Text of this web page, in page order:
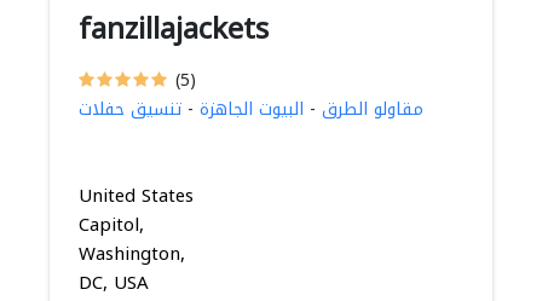
fanzillajackets
(5)
مقاولو الطرق - البيوت الجاهزة - تنسيق حفلات
United States
Capitol,
Washington,
DC, USA